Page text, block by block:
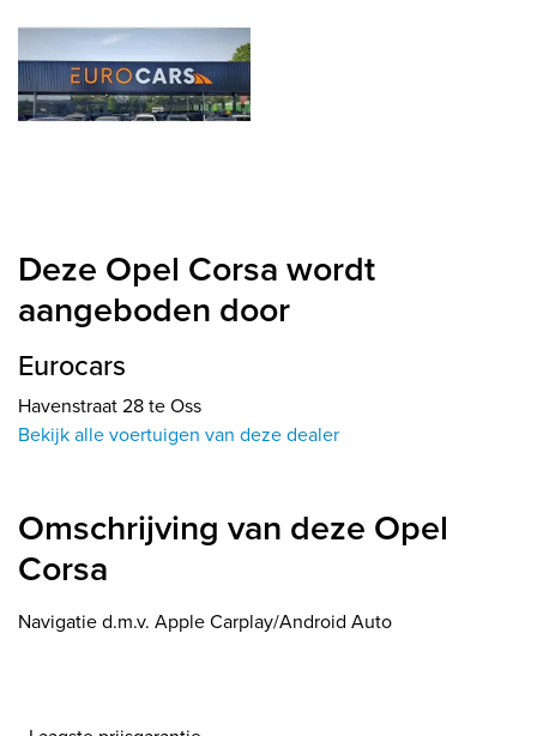
Deze Opel Corsa wordt
aangeboden door
Eurocars
Havenstraat 28 te Oss
Bekijk alle voertuigen van deze dealer
Omschrijving van deze Opel
Corsa
Navigatie d.m.v. Apple Carplay/Android Auto